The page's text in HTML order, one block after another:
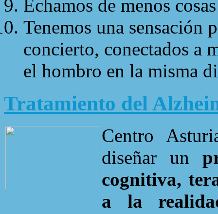
Echamos de menos
Tenemos una sensación
concierto, conectados a
el hombro en la misma
Tratamiento del
Centro
diseñar un
cognitiva,
a la